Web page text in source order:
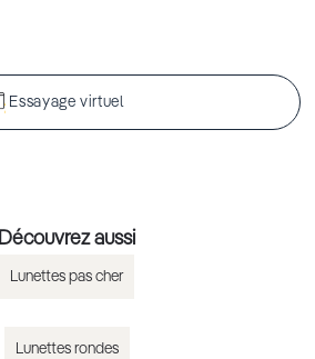
Essayage virtuel
Découvrez aussi
Lunettes pas cher
Lunettes rondes